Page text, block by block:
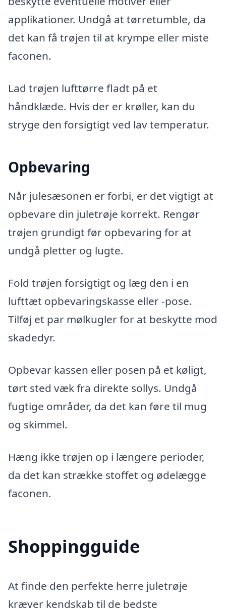
applikationer. Undgå at tørretumble, da
det kan få trøjen til at krympe eller miste
faconen.
Lad trøjen lufttørre fladt på et
håndklæde. Hvis der er krøller, kan du
stryge den forsigtigt ved lav temperatur.
Opbevaring
Når julesæsonen er forbi, er det vigtigt at
opbevare din juletrøje korrekt. Rengør
trøjen grundigt før opbevaring for at
undgå pletter og lugte.
Fold trøjen forsigtigt og læg den i en
lufttæt opbevaringskasse eller -pose.
Tilføj et par mølkugler for at beskytte mod
skadedyr.
Opbevar kassen eller posen på et køligt,
tørt sted væk fra direkte sollys. Undgå
fugtige områder, da det kan føre til mug
og skimmel.
Hæng ikke trøjen op i længere perioder,
da det kan strække stoffet og ødelægge
faconen.
Shoppingguide
At finde den perfekte herre juletrøje
kræver kendskab til de bedste